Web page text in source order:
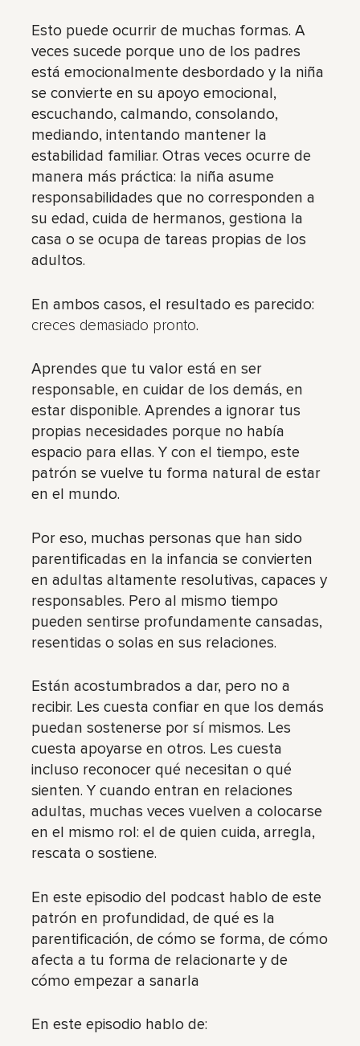
Esto puede ocurrir de muchas formas. A
veces sucede porque uno de los padres
está emocionalmente desbordado y la niña
se convierte en su apoyo emocional,
escuchando, calmando, consolando,
mediando, intentando mantener la
estabilidad familiar. Otras veces ocurre de
manera más práctica: la niña asume
responsabilidades que no corresponden a
su edad, cuida de hermanos, gestiona la
casa o se ocupa de tareas propias de los
adultos.
En ambos casos, el resultado es parecido:
creces demasiado pronto.
Aprendes que tu valor está en ser
responsable, en cuidar de los demás, en
estar disponible. Aprendes a ignorar tus
propias necesidades porque no había
espacio para ellas. Y con el tiempo, este
patrón se vuelve tu forma natural de estar
en el mundo.
Por eso, muchas personas que han sido
parentificadas en la infancia se convierten
en adultas altamente resolutivas, capaces y
responsables. Pero al mismo tiempo
pueden sentirse profundamente cansadas,
resentidas o solas en sus relaciones.
Están acostumbrados a dar, pero no a
recibir. Les cuesta confiar en que los demás
puedan sostenerse por sí mismos. Les
cuesta apoyarse en otros. Les cuesta
incluso reconocer qué necesitan o qué
sienten. Y cuando entran en relaciones
adultas, muchas veces vuelven a colocarse
en el mismo rol: el de quien cuida, arregla,
rescata o sostiene.
En este episodio del podcast hablo de este
patrón en profundidad, de qué es la
parentificación, de cómo se forma, de cómo
afecta a tu forma de relacionarte y de
cómo empezar a sanarla
En este episodio hablo de: